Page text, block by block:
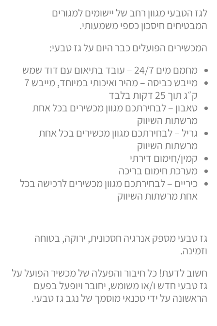
לגז הטבעי מגוון רחב של יישומים למגורים
המבטיחים חיסכון כספי משמעותי.
המכשירים הפועלים כבר היום על גז טבעי:
מחמם מים 24/7 – עובד בתיאום עם דוד שמש
מייבש כביסה – מהיר ואיכותי במיוחד, מייבש 7
ק״ג תוך 25 דקות בלבד
טאבון – לבחירתכם מגוון מכשירים בכל אחת
מרשתות השיווק
גריל – לבחירתכם מגוון מכשירים בכל אחת
מרשתות השיווק
קמין/חימום דירתי
מערכת חימום בריכה
כיריים – לבחירתכם מגוון מכשירים לרכישה בכל
אחת מרשתות השיווק
גז טבעי מספק אנרגיה חסכונית, ירוקה, בטוחה
וזמינה.
חשוב לדעת! כל חיבור והפעלה של מכשיר הפועל על
גז טבעי חדש ו/או משומש, יחובר ויופעל בפעם
הראשונה על ידי טכנאי מוסמך של נגב גז טבעי.